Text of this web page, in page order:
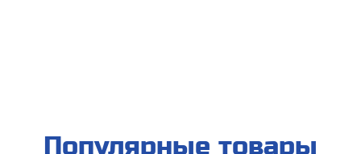
Популярные товары